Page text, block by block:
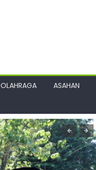
OLAHRAGA ASAHAN